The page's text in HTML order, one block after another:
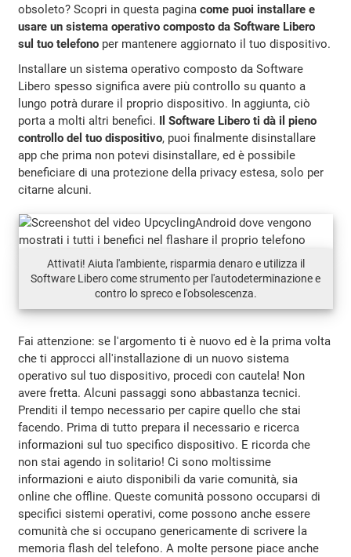
obsoleto? Scopri in questa paginacome puoi installare e
usare un sistema operativo composto da Software Libero
sul tuo telefono per mantenere aggiornato il tuo dispositivo.
Installare un sistema operativo composto da Software
Libero spesso significa avere più controllo su quanto a
lungo potrà durare il proprio dispositivo. In aggiunta, ciò
porta a molti altri benefici. Il Software Libero ti dà il pieno
controllo del tuo dispositivo, puoi finalmente disinstallare
app che prima non potevi disinstallare, ed è possibile
beneficiare di una protezione della privacy estesa, solo per
citarne alcuni.
Attivati! Aiuta l'ambiente, risparmia denaro e utilizza il
Software Libero come strumento per l'autodeterminazione e
contro lo spreco e l'obsolescenza.
Fai attenzione: se l'argomento ti è nuovo ed è la prima volta
che ti approcci all'installazione di un nuovo sistema
operativo sul tuo dispositivo, procedi con cautela! Non
avere fretta. Alcuni passaggi sono abbastanza tecnici.
Prenditi il tempo necessario per capire quello che stai
facendo. Prima di tutto prepara il necessario e ricerca
informazioni sul tuo specifico dispositivo. E ricorda che
non stai agendo in solitario! Ci sono moltissime
informazioni e aiuto disponibili da varie comunità, sia
online che offline. Queste comunità possono occuparsi di
specifici sistemi operativi, come possono anche essere
comunità che si occupano genericamente di scrivere la
memoria flash del telefono. A molte persone piace anche